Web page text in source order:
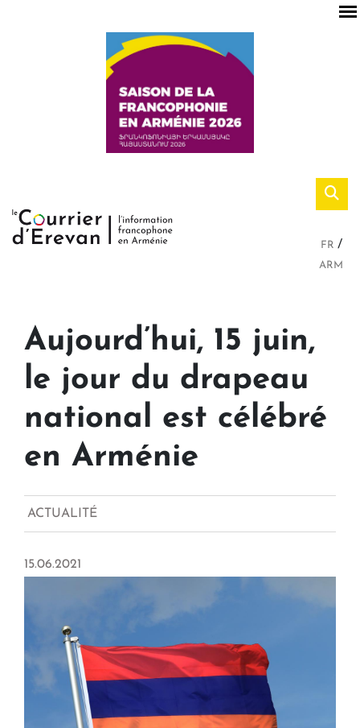
FR
ARM
Aujourd’hui, 15 juin,
le jour du drapeau
national est célébré
en Arménie
ACTUALITÉ
15.06.2021